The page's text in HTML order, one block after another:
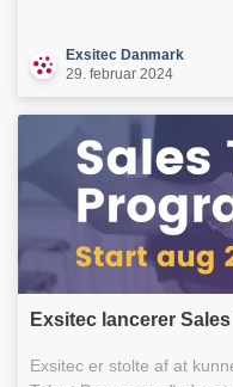
Exsitec Danmark
29. februar 2024
Exsitec lancerer
Exsitec er stolte af at